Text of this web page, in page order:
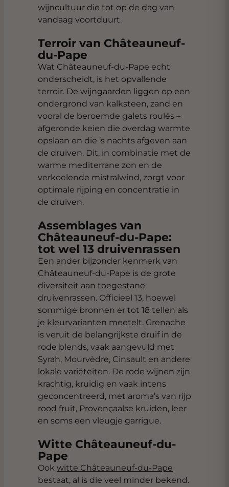
wijncultuur die tot op de dag van
vandaag voortduurt.
Terroir van Châteauneuf-
du-Pape
Wat Châteauneuf-du-Pape echt
onderscheidt, is het opvallende
terroir. De wijngaarden liggen op een
ondergrond van kalksteen, zand en
vooral de beroemde galets roulés –
afgeronde keien die overdag warmte
opslaan en die ’s nachts afgeven aan
de druiven. Dit, in combinatie met de
warme mediterrane zon en de
verkoelende mistralwind, zorgt voor
optimale rijping en concentratie in
de druiven.
Assemblages van
Châteauneuf-du-Pape:
tot wel 13 druivenrassen
Een ander bijzonder kenmerk van
Châteauneuf-du-Pape is de grote
diversiteit aan toegestane
druivenrassen. Officieel 13, hoewel
sommige bronnen er tot 18 tellen als
je kleurvarianten meetelt. Grenache
is veruit de belangrijkste druif in de
rode blends, vaak aangevuld met
Syrah, Mourvèdre, Cinsault en andere
lokale variëteiten. De rode wijnen zijn
krachtig, kruidig en vaak intens
geconcentreerd, met aroma’s van rijp
rood fruit, Provençaalse kruiden, leer
en soms een vleugje garrigue.
Witte Châteauneuf-du-
Pape
Ook witte Châteauneuf-du-Pape
bestaat, al is die veel minder bekend.